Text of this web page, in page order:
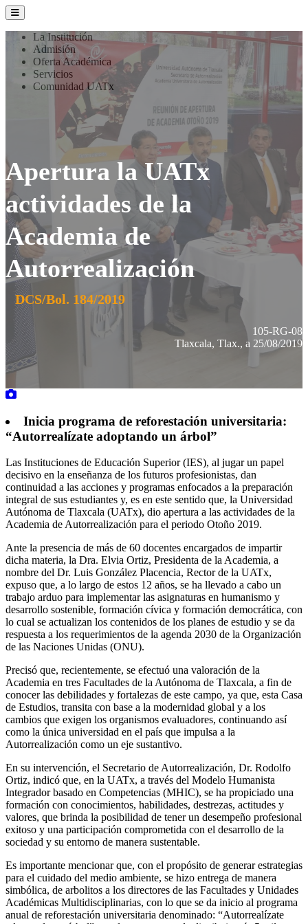
La Institución
Admisión
Oferta Académica
Servicios
Comunidad UATx
Apertura la UATx
actividades de la
Academia de
Autorrealización
DCS/Bol. 184/2019
105-RG-08
Tlaxcala, Tlax., a 25/08/2019
Inicia programa de reforestación universitaria:
“Autorrealízate adoptando un árbol”
Las Instituciones de Educación Superior (IES), al jugar un papel
decisivo en la enseñanza de los futuros profesionistas, dan
continuidad a las acciones y programas enfocados a la preparación
integral de sus estudiantes y, es en este sentido que, la Universidad
Autónoma de Tlaxcala (UATx), dio apertura a las actividades de la
Academia de Autorrealización para el periodo Otoño 2019.
Ante la presencia de más de 60 docentes encargados de impartir
dicha materia, la Dra. Elvia Ortiz, Presidenta de la Academia, a
nombre del Dr. Luis González Placencia, Rector de la UATx,
expuso que, a lo largo de estos 12 años, se ha llevado a cabo un
trabajo arduo para implementar las asignaturas en humanismo y
desarrollo sostenible, formación cívica y formación democrática, con
lo cual se actualizan los contenidos de los planes de estudio y se da
respuesta a los requerimientos de la agenda 2030 de la Organización
de las Naciones Unidas (ONU).
Precisó que, recientemente, se efectuó una valoración de la
Academia en tres Facultades de la Autónoma de Tlaxcala, a fin de
conocer las debilidades y fortalezas de este campo, ya que, esta Casa
de Estudios, transita con base a la modernidad global y a los
cambios que exigen los organismos evaluadores, continuando así
como la única universidad en el país que impulsa a la
Autorrealización como un eje sustantivo.
En su intervención, el Secretario de Autorrealización, Dr. Rodolfo
Ortiz, indicó que, en la UATx, a través del Modelo Humanista
Integrador basado en Competencias (MHIC), se ha propiciado una
formación con conocimientos, habilidades, destrezas, actitudes y
valores, que brinda la posibilidad de tener un desempeño profesional
exitoso y una participación comprometida con el desarrollo de la
sociedad y su entorno de manera sustentable.
Es importante mencionar que, con el propósito de generar estrategias
para el cuidado del medio ambiente, se hizo entrega de manera
simbólica, de arbolitos a los directores de las Facultades y Unidades
Académicas Multidisciplinarias, con lo que se da inicio al programa
anual de reforestación universitaria denominado: “Autorrealízate